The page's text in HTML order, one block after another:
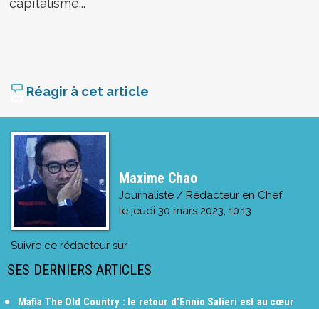
Réagir à cet article
Maxime Chao
Journaliste / Rédacteur en Chef
le jeudi 30 mars 2023, 10:13
Suivre ce rédacteur sur
SES DERNIERS ARTICLES
Mafia The Old Country : le retour d'Ennio Salieri est au cœur